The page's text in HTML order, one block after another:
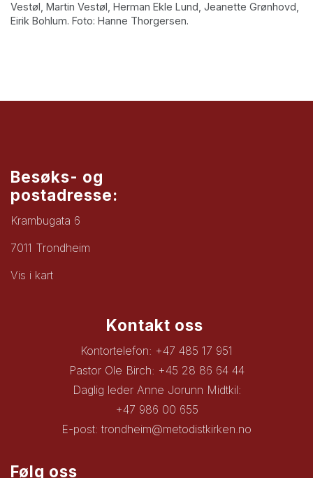
Vestøl, Martin Vestøl, Herman Ekle Lund, Jeanette Grønhovd,
Eirik Bohlum. Foto: Hanne Thorgersen.
Besøks- og
postadresse:
Krambugata 6
7011 Trondheim
Vis i kart
Kontakt oss
Kontortelefon: +47 485 17 951
Pastor Ole Birch: +45 28 86 64 44
Daglig leder Anne Jorunn Midtkil:
+47 986 00 655
E-post:trondheim@metodistkirken.no
Følg oss